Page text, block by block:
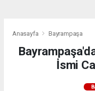
Anasayfa Bayrampaşa
İsmi